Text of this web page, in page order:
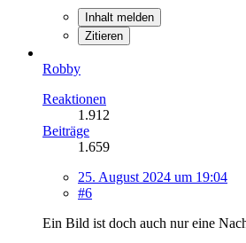
Inhalt melden
Zitieren
Robby
Reaktionen
1.912
Beiträge
1.659
25. August 2024 um 19:04
#6
Ein Bild ist doch auch nur eine